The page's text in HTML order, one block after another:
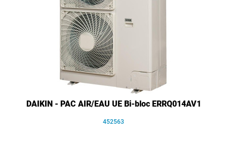
DAIKIN - PAC AIR/EAU UE Bi-bloc ERRQ014AV1
452563